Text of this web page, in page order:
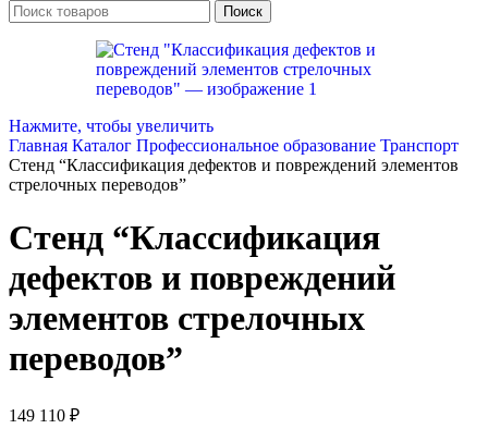
Поиск
Нажмите, чтобы увеличить
Главная Каталог Профессиональное образование Транспорт
Стенд “Классификация дефектов и повреждений элементов
стрелочных переводов”
Стенд “Классификация
дефектов и повреждений
элементов стрелочных
переводов”
149 110 ₽